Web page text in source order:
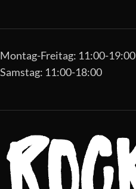
Montag-Freitag: 11:00-19:00
Samstag: 11:00-18:00